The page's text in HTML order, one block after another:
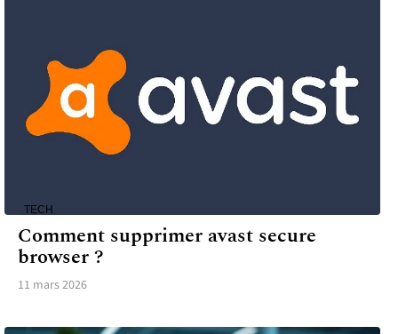
TECH
Comment supprimer avast secure
browser ?
11 mars 2026